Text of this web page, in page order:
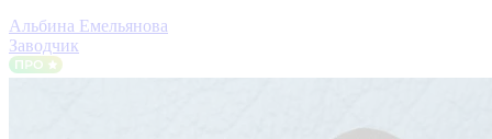
Альбина Емельянова
Заводчик